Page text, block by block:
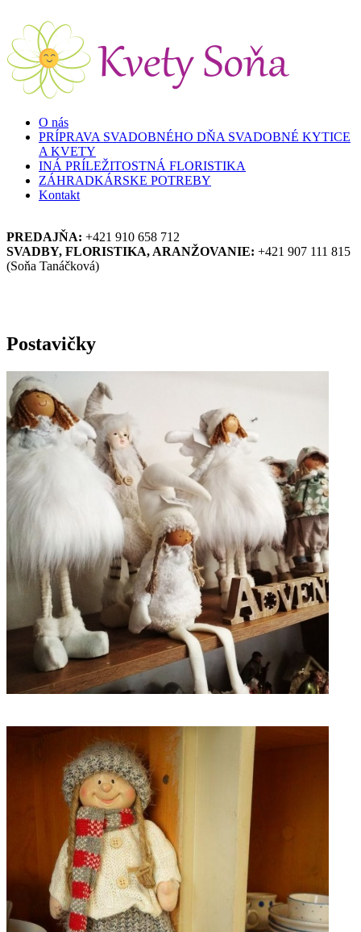
O nás
PRÍPRAVA SVADOBNÉHO DŇA SVADOBNÉ KYTICE
A KVETY
INÁ PRÍLEŽITOSTNÁ FLORISTIKA
ZÁHRADKÁRSKE POTREBY
Kontakt
PREDAJŇA: +421 910 658 712
SVADBY, FLORISTIKA, ARANŽOVANIE: +421 907 111 815
(Soňa Tanáčková)
Postavičky